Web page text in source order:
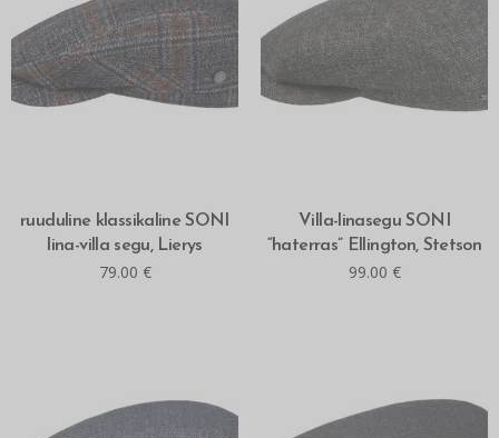
MITMEID VALIKUID
ruuduline klassikaline SONI
lina-villa segu, Lierys
79.00 €
MITMEID VALIKUID
Villa-linasegu SONI
“haterras” Ellington, Stetson
99.00 €